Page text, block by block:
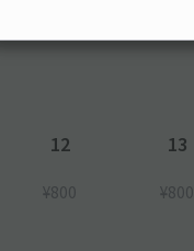
12
¥800
13
¥800